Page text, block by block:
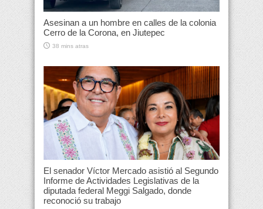
Asesinan a un hombre en calles de la colonia
Cerro de la Corona, en Jiutepec
38 mins atras
El senador Víctor Mercado asistió al Segundo
Informe de Actividades Legislativas de la
diputada federal Meggi Salgado, donde
reconoció su trabajo